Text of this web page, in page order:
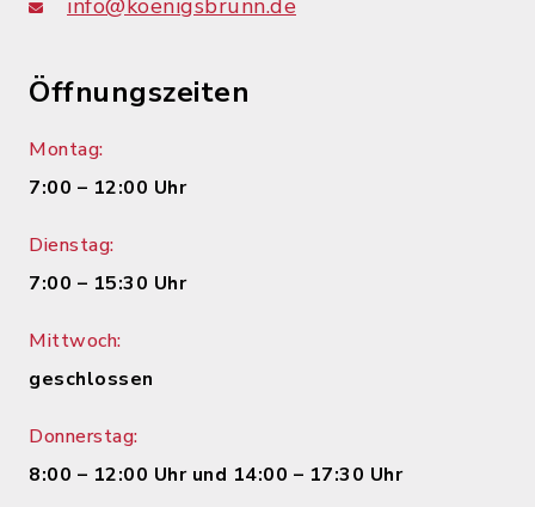
info@koenigsbrunn.de
Öffnungszeiten
Montag:
7:00 – 12:00 Uhr
Dienstag:
7:00 – 15:30 Uhr
Mittwoch:
geschlossen
Donnerstag:
8:00 – 12:00 Uhr und 14:00 – 17:30 Uhr